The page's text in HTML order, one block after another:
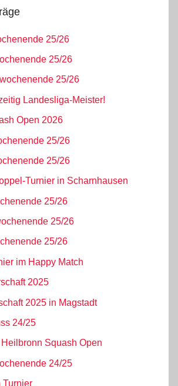
25/26
25/26
25/26
Landesliga-Meister!
Open 2026
25/26
25/26
Turnier in Scharnhausen
25/26
25/26
25/26
im Happy Match
2025
2025 in Magstadt
24/25
Squash Open
24/25
Turnier